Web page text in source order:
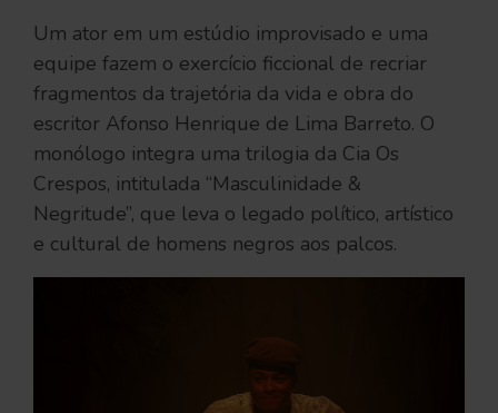
Um ator em um estúdio improvisado e uma
equipe fazem o exercício ficcional de recriar
fragmentos da trajetória da vida e obra do
escritor Afonso Henrique de Lima Barreto. O
monólogo integra uma trilogia da Cia Os
Crespos, intitulada “Masculinidade &
Negritude”, que leva o legado político, artístico
e cultural de homens negros aos palcos.